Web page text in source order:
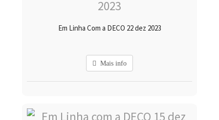
Em Linha Com a DECO 22 dez 2023
Mais info